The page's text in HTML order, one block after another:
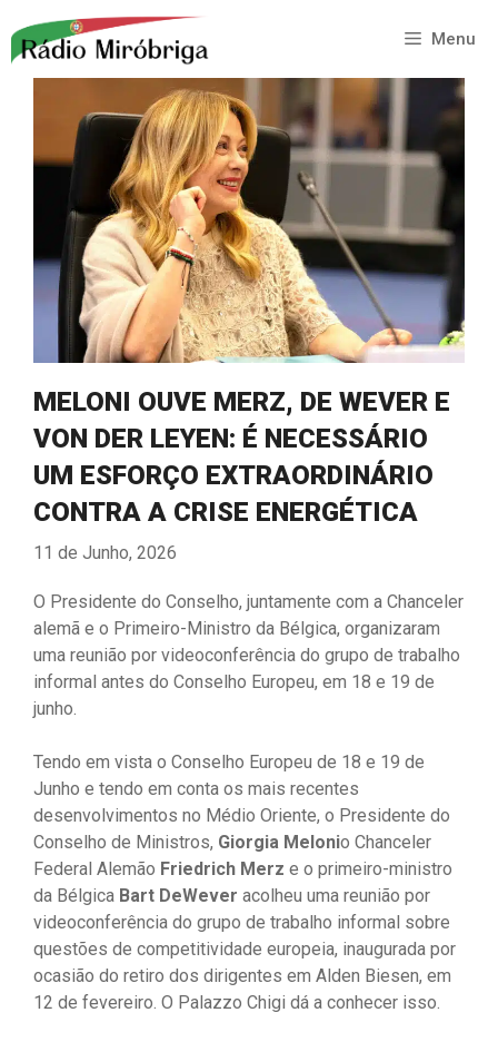
para
Menu
MELONI OUVE MERZ, DE WEVER E
VON DER LEYEN: É NECESSÁRIO
UM ESFORÇO EXTRAORDINÁRIO
CONTRA A CRISE ENERGÉTICA
11 de Junho, 2026
O Presidente do Conselho, juntamente com a Chanceler
alemã e o Primeiro-Ministro da Bélgica, organizaram
uma reunião por videoconferência do grupo de trabalho
informal antes do Conselho Europeu, em 18 e 19 de
junho.
Tendo em vista o Conselho Europeu de 18 e 19 de
Junho e tendo em conta os mais recentes
desenvolvimentos no Médio Oriente, o Presidente do
Conselho de Ministros, Giorgia Melonio Chanceler
Federal Alemão Friedrich Merz e o primeiro-ministro
da Bélgica Bart DeWever acolheu uma reunião por
videoconferência do grupo de trabalho informal sobre
questões de competitividade europeia, inaugurada por
ocasião do retiro dos dirigentes em Alden Biesen, em
12 de fevereiro. O Palazzo Chigi dá a conhecer isso.